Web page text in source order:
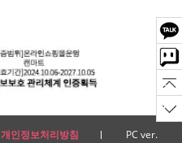
개인정보처리방침 PC ver.